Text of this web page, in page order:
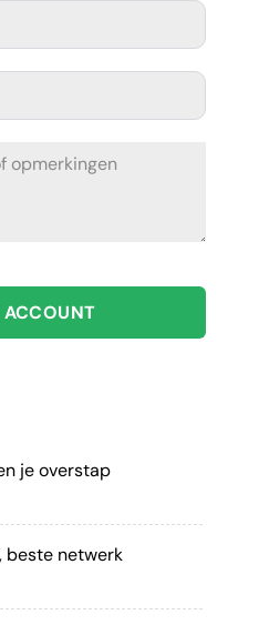
je overstap
beste netwerk